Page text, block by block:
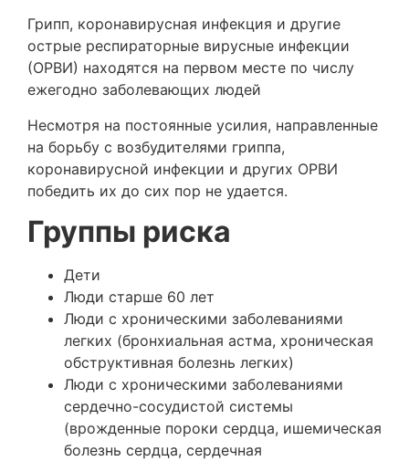
Грипп, коронавирусная инфекция и другие
острые респираторные вирусные инфекции
(ОРВИ) находятся на первом месте по числу
ежегодно заболевающих людей
Несмотря на постоянные усилия, направленные
на борьбу с возбудителями гриппа,
коронавирусной инфекции и других ОРВИ
победить их до сих пор не удается.
Группы риска
Дети
Люди старше 60 лет
Люди с хроническими заболеваниями
легких (бронхиальная астма, хроническая
обструктивная болезнь легких)
Люди с хроническими заболеваниями
сердечно-сосудистой системы
(врожденные пороки сердца, ишемическая
болезнь сердца, сердечная